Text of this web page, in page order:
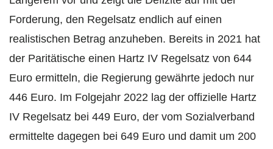
Forderung, den Regelsatz endlich auf einen
realistischen Betrag anzuheben. Bereits in 2021 hat
der Paritätische einen Hartz IV Regelsatz von 644
Euro ermitteln, die Regierung gewährte jedoch nur
446 Euro. Im Folgejahr 2022 lag der offizielle Hartz
IV Regelsatz bei 449 Euro, der vom Sozialverband
ermittelte dagegen bei 649 Euro und damit um 200